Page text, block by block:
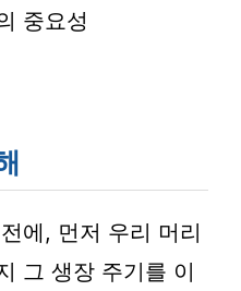
중요성
에, 먼저 우리 머리
그 생장 주기를 이